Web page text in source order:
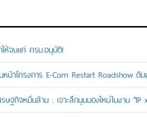
ให้จบแค่ ครม.อนุมัติ!
น้าโครงการ E-Com Restart Roadshow ดั
ษฐกิจหมื่นล้าน : เจาะลึกมุมมองใหม่ในงาน “IP